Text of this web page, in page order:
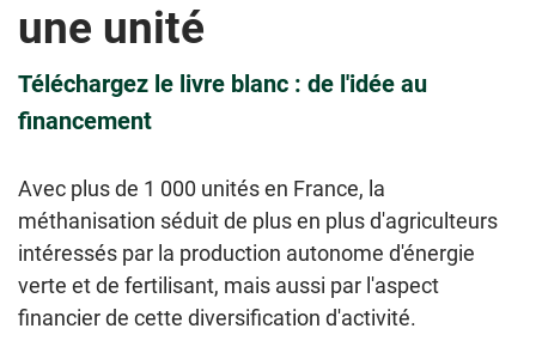
une unité
Téléchargez le livre blanc : de l'idée au
financement
Avec plus de 1 000 unités en France, la
méthanisation séduit de plus en plus d'agriculteurs
intéressés par la production autonome d'énergie
verte et de fertilisant, mais aussi par l'aspect
financier de cette diversification d'activité.